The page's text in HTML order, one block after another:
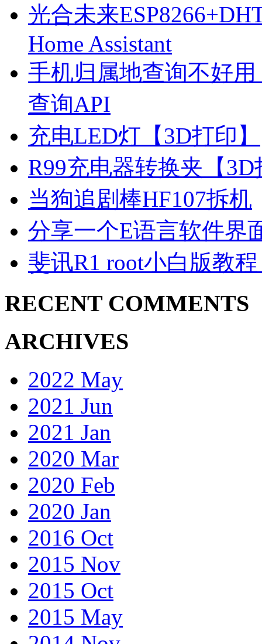
光合未来
Home Assistant
手机归属地查询不好
查询API
充电LED灯【3D打印】
R99充电器转换夹【3D
当狗追剧棒HF107拆机
分享一个E语言软件界
斐讯R1 root小白版教
RECENT COMMENTS
ARCHIVES
2022 May
2021 Jun
2021 Jan
2020 Mar
2020 Feb
2020 Jan
2016 Oct
2015 Nov
2015 Oct
2015 May